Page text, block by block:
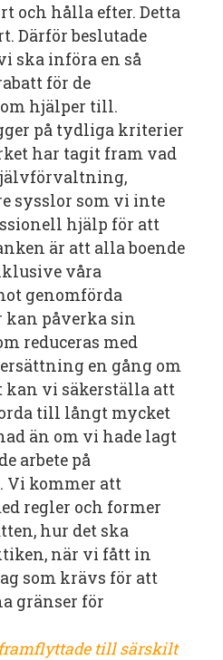
och hålla efter. Detta
Därför beslutade
ska införa en så
för de
hjälper till.
på tydliga kriterier
har tagit fram vad
sysslor som vi inte
hjälp för att
är att alla boende
våra
genomförda
kan påverka sin
reduceras med
en gång om
kan vi säkerställa att
till långt mycket
än om vi hade lagt
arbete på
Vi kommer att
regler och former
hur det ska
när vi fått in
som krävs för att
gränser för
till särskilt